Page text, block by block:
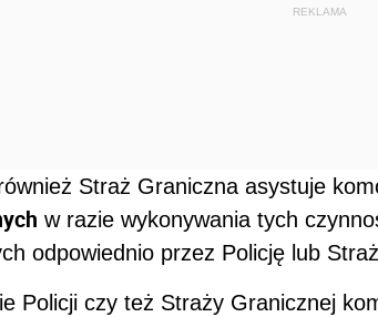
REKLAMA
Straż Graniczna asystuje
w razie wykonywania tych
odpowiednio przez Policję lub
Policji czy też Straży Granicznej